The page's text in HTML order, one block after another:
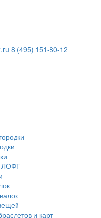
8 (495) 151-80-12
ЛОФТ
и карт